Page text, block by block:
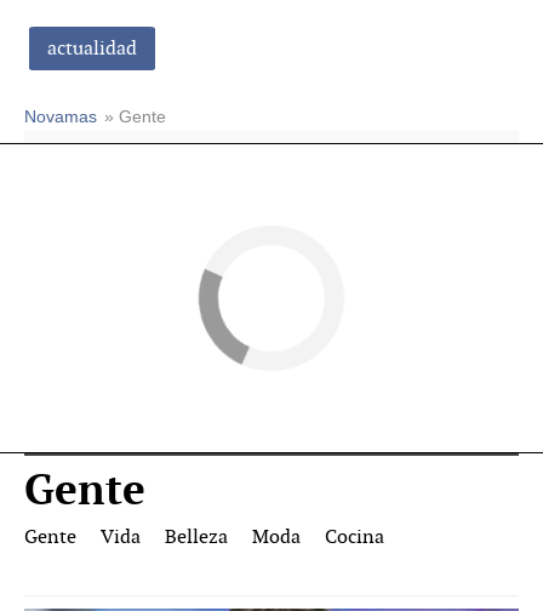
actualidad
Novamas » Gente
Gente
Gente Vida Belleza Moda Cocina